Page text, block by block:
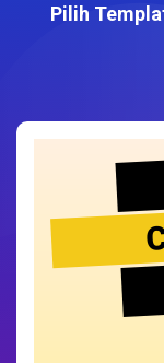
Pilih